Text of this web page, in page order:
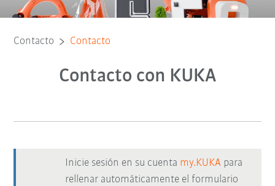
Contacto Contacto
Contacto con KUKA
Inicie sesión en su cuenta my.KUKA para
rellenar automáticamente el formulario